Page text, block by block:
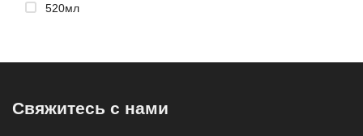
520мл
Свяжитесь с нами